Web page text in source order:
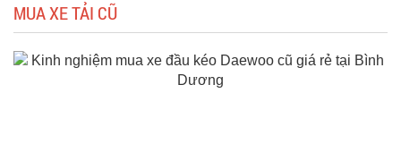
MUA XE TẢI CŨ